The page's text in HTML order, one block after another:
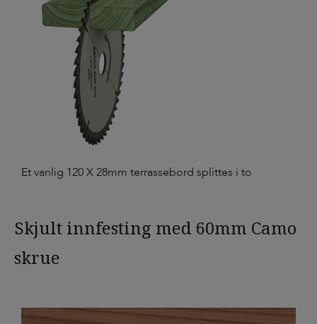
Et vanlig 120 X 28mm terrassebord splittes i to
Skjult innfesting med 60mm Camo
skrue